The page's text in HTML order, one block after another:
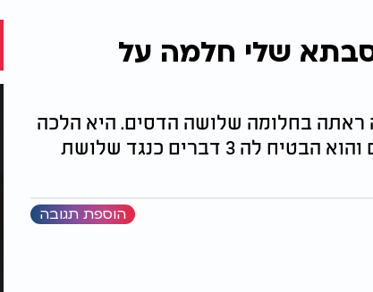
שלי חלמה על
ראתה בחלומה שלושה הדסים. היא הלכה
לאביה, הגאון רבי יהודה פתיה, לפשר החלום והוא הבטיח לה 3 דברים כנגד שלושת
הוספת תגובה